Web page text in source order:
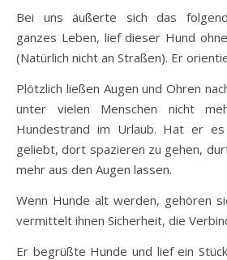
Bei uns äußerte sich das
ganzes Leben, lief dieser Hund
(Natürlich nicht an Straßen). Er
Plötzlich ließen Augen und Ohren
unter vielen Menschen nicht
Hundestrand im Urlaub. Hat er
geliebt, dort spazieren zu gehen,
mehr aus den Augen lassen.
Wenn Hunde alt werden, gehören
vermittelt ihnen Sicherheit, die
Er begrüßte Hunde und lief ein